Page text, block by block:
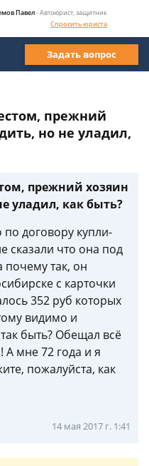
Павел- Автоюрист, защитник
Спросить юриста
Задать вопрос
прежний
но не уладил,
прежний хозяин
уладил, как быть?
по договору купли-
сказали что она под
так, он
с карточки
352 руб которых
видимо и
быть? Обещал всё
А мне 72 года и я
пожалуйста, как
14 мая 2017 г. 1:41